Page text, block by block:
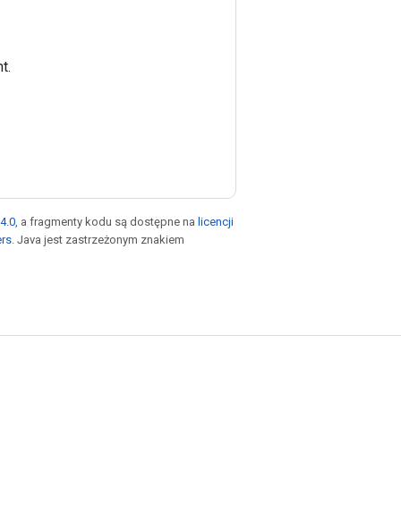
, a fragmenty kodu są dostępne na licencji
. Java jest zastrzeżonym znakiem